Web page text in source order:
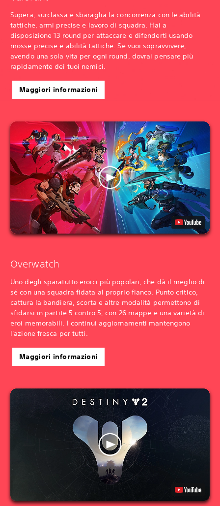
Supera, surclassa e sbaraglia la concorrenza con le abilità
tattiche, armi precise e lavoro di squadra. Hai a
disposizione 13 round per attaccare e difenderti usando
mosse precise e abilità tattiche. Se vuoi sopravvivere,
avendo una sola vita per ogni round, dovrai pensare più
rapidamente dei tuoi nemici.
Maggiori informazioni
Overwatch
Uno degli sparatutto eroici più popolari, che dà il meglio di
sé con una squadra fidata al proprio fianco. Punto critico,
cattura la bandiera, scorta e altre modalità permettono di
sfidarsi in partite 5 contro 5, con 26 mappe e una varietà di
eroi memorabili. I continui aggiornamenti mantengono
l'azione fresca per tutti.
Maggiori informazioni